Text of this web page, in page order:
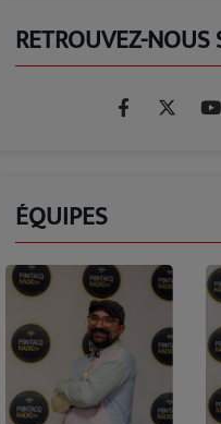
RETROUVEZ-NOUS
ÉQUIPES